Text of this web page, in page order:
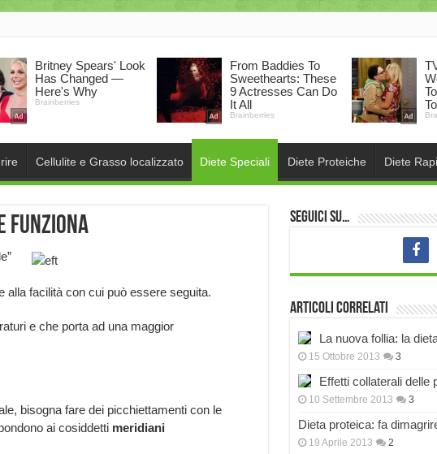
Cellulite e Grasso localizzato Diete Speciali Diete Proteiche Diete
funziona
alla facilità con cui può essere seguita.
e che porta ad una maggior
bisogna fare dei picchiettamenti con le
ai cosiddetti meridiani
Seguici su…
Articoli correlati
La nuova follia: la
15 Ottobre 2013 3
Effetti collaterali delle
10 Settembre 2013 3
Dieta proteica: fa
19 Aprile 2013 2